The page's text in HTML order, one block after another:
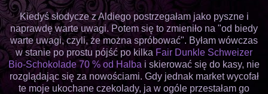
Kiedyś słodycze z Aldiego postrzegałam jako pyszne i
naprawdę warte uwagi. Potem się to zmieniło na "od biedy
warte uwagi, czyli, że można spróbować". Byłam wówczas
w stanie po prostu pójść po kilka Fair Dunkle Schweizer
Bio-Schokolade 70 % od Halba i skierować się do kasy, nie
rozglądając się za nowościami. Gdy jednak market wycofał
te moje ukochane czekolady, ja w ogóle przestałam go